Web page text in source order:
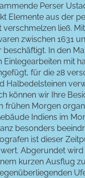
Perser
Elemente aus der
verschmelzen ließ.
zwischen 1631
In den
Einlegearbeiten mit
für die 28
Halbedelsteinen
können wir Ihre
frühen Morgen
Indiens im
besonders
ist dieser
Abgerundet wird
kurzen Ausflug